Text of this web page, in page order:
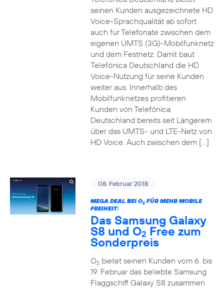
seinen Kunden ausgezeichnete HD
Voice-Sprachqualität ab sofort
auch für Telefonate zwischen dem
eigenen UMTS (3G)-Mobilfunknetz
und dem Festnetz. Damit baut
Telefónica Deutschland die HD
Voice-Nutzung für seine Kunden
weiter aus. Innerhalb des
Mobilfunknetzes profitieren
Kunden von Telefónica
Deutschland bereits seit Längerem
über das UMTS- und LTE-Netz von
HD Voice. Auch zwischen dem […]
08. Februar 2018
MEGA DEAL BEI O2FÜR MEHR MOBILE
FREIHEIT:
Das Samsung Galaxy
S8 und O2 Free zum
Sonderpreis
O2bietet seinen Kunden vom 6. bis
19. Februar das beliebte Samsung
Flaggschiff Galaxy S8 zusammen